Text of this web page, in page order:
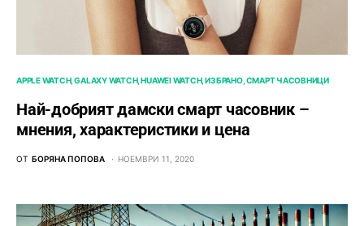
APPLE WATCH GALAXY WATCH HUAWEI WATCH ИЗБРАНО СМАРТ ЧАСОВНИЦИ
Най-добрият дамски смарт часовник –
мнения, характеристики и цена
ОТ БОРЯНА ПОПОВА НОЕМВРИ 11, 2020